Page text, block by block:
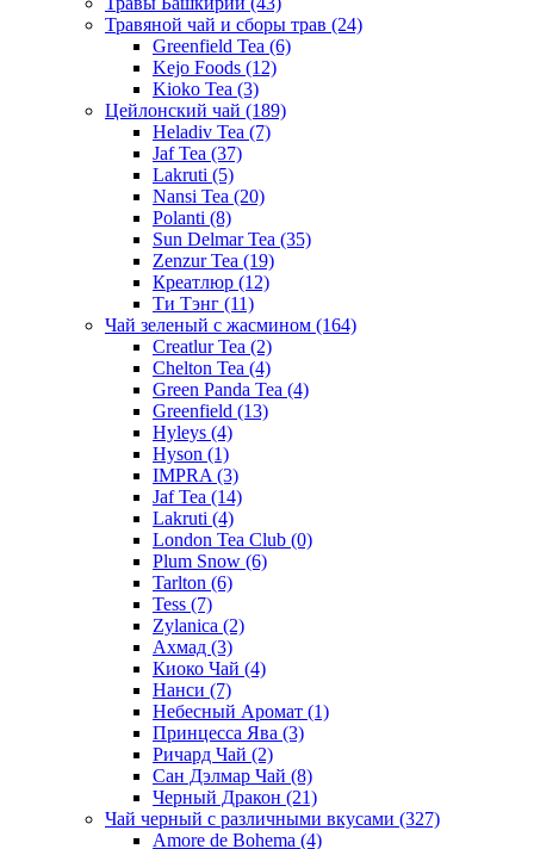
Травяной чай и сборы трав (24)
Greenfield Tea (6)
Kejo Foods (12)
Kioko Tea (3)
Цейлонский чай (189)
Heladiv Tea (7)
Jaf Tea (37)
Lakruti (5)
Nansi Tea (20)
Polanti (8)
Sun Delmar Tea (35)
Zenzur Tea (19)
Креатлюр (12)
Ти Тэнг (11)
Чай зеленый с жасмином (164)
Creatlur Tea (2)
Chelton Tea (4)
Green Panda Tea (4)
Greenfield (13)
Hyleys (4)
Hyson (1)
IMPRA (3)
Jaf Tea (14)
Lakruti (4)
London Tea Club (0)
Plum Snow (6)
Tarlton (6)
Tess (7)
Zylanica (2)
Ахмад (3)
Киоко Чай (4)
Нанси (7)
Небесный Аромат (1)
Принцесса Ява (3)
Ричард Чай (2)
Сан Дэлмар Чай (8)
Черный Дракон (21)
Чай черный с различными вкусами (327)
Amore de Bohema (4)